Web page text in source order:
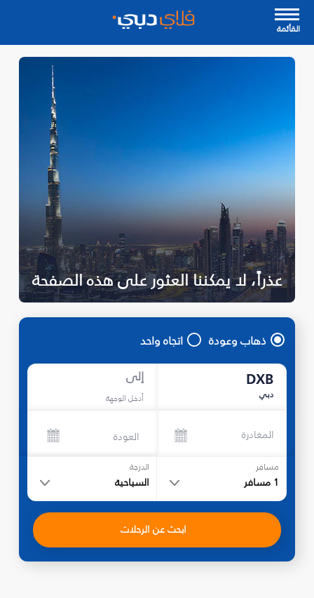
القأئمة
عذراً، لا يمكننا العثور على هذه الصفحة
ذهاب وعودة اتجاه واحد
DXB
دبي
إلى
أدخل الوجهة
المغادرة العودة
مسافر
1 مسافر
الدرجة
السياحية
ابحث عن الرحلات